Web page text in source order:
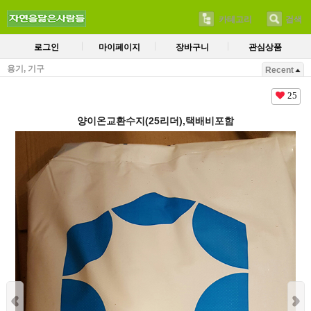
카테고리 검색
로그인 마이페이지 장바구니 관심상품
용기, 기구 Recent
25
양이온교환수지(25리더),택배비포함